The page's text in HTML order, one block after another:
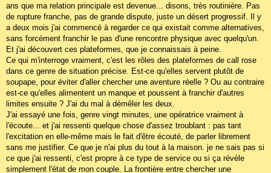
ans que ma relation principale est devenue... disons, très routinière. Pas
de rupture franche, pas de grande dispute, juste un désert progressif. Il y
a deux mois j'ai commencé à regarder ce qui existait comme alternatives,
sans forcément franchir le pas d'une rencontre physique avec quelqu'un.
Et j'ai découvert ces plateformes, que je connaissais à peine.
Ce qui m'interroge vraiment, c'est les rôles des plateformes de call rose
dans ce genre de situation précise. Est-ce qu'elles servent plutôt de
soupape, pour éviter d'aller chercher une aventure réelle ? Ou au contraire
est-ce qu'elles alimentent un manque et poussent à franchir d'autres
limites ensuite ? J'ai du mal à démêler les deux.
J'ai essayé une fois, genre vingt minutes, une opératrice vraiment à
l'écoute... et j'ai ressenti quelque chose d'assez troublant : pas tant
l'excitation en elle-même mais le fait d'être écouté, de parler librement
sans me justifier. Ce que je n'ai plus du tout à la maison. je ne sais pas si
ce que j'ai ressenti, c'est propre à ce type de service ou si ça révèle
simplement l'état de mon couple. La frontière entre chercher une